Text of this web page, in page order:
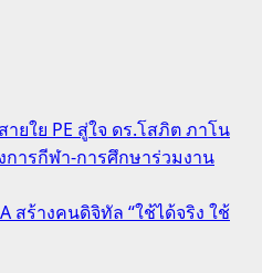
ยใย PE สู่ใจ ดร.โสภิต ภาโน
ารกีฬา-การศึกษาร่วมงาน
สร้างคนดิจิทัล “ใช้ได้จริง ใช้